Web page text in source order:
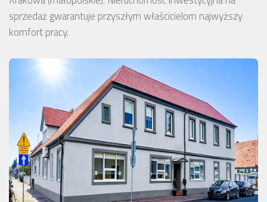
sprzedaż gwarantuje przyszłym właścicielom najwyższy
komfort pracy.